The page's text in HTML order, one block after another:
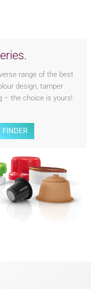
range of the best
design, tamper
– the choice is yours!
FINDER